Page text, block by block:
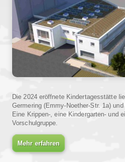
Die 2024 eröffnete Kindertagesstätte
Germering (Emmy-Noether-Str. 1a)
Eine Krippen-, eine Kindergarten- und
Vorschulgruppe.
Mehr erfahren